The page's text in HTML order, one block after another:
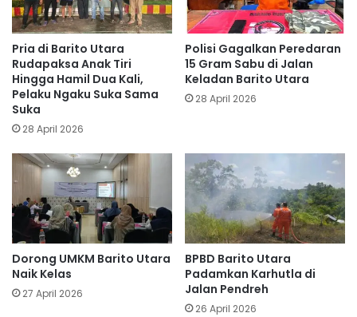
Pria di Barito Utara
Rudapaksa Anak Tiri
Hingga Hamil Dua Kali,
Pelaku Ngaku Suka Sama
Suka
28 April 2026
Polisi Gagalkan Peredaran
15 Gram Sabu di Jalan
Keladan Barito Utara
28 April 2026
Dorong UMKM Barito Utara
Naik Kelas
27 April 2026
BPBD Barito Utara
Padamkan Karhutla di
Jalan Pendreh
26 April 2026